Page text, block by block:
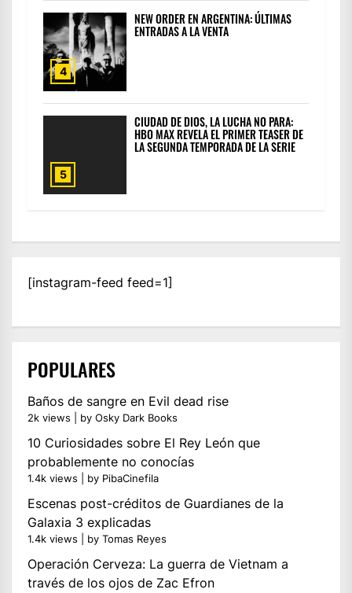
4
NEW ORDER EN ARGENTINA: ÚLTIMAS
ENTRADAS A LA VENTA
5
CIUDAD DE DIOS, LA LUCHA NO PARA:
HBO MAX REVELA EL PRIMER TEASER DE
LA SEGUNDA TEMPORADA DE LA SERIE
[instagram-feed feed=1]
POPULARES
Baños de sangre en Evil dead rise
2k views by Osky Dark Books
10 Curiosidades sobre El Rey León que
probablemente no conocías
1.4k views by PibaCinefila
Escenas post-créditos de Guardianes de la
Galaxia 3 explicadas
1.4k views by Tomas Reyes
Operación Cerveza: La guerra de Vietnam a
través de los ojos de Zac Efron